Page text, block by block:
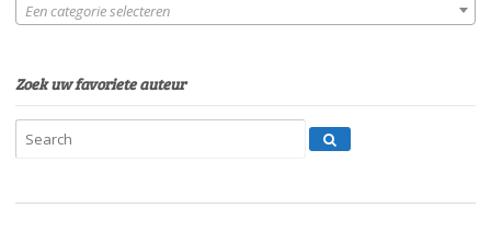
Een categorie selecteren
Zoek uw favoriete auteur